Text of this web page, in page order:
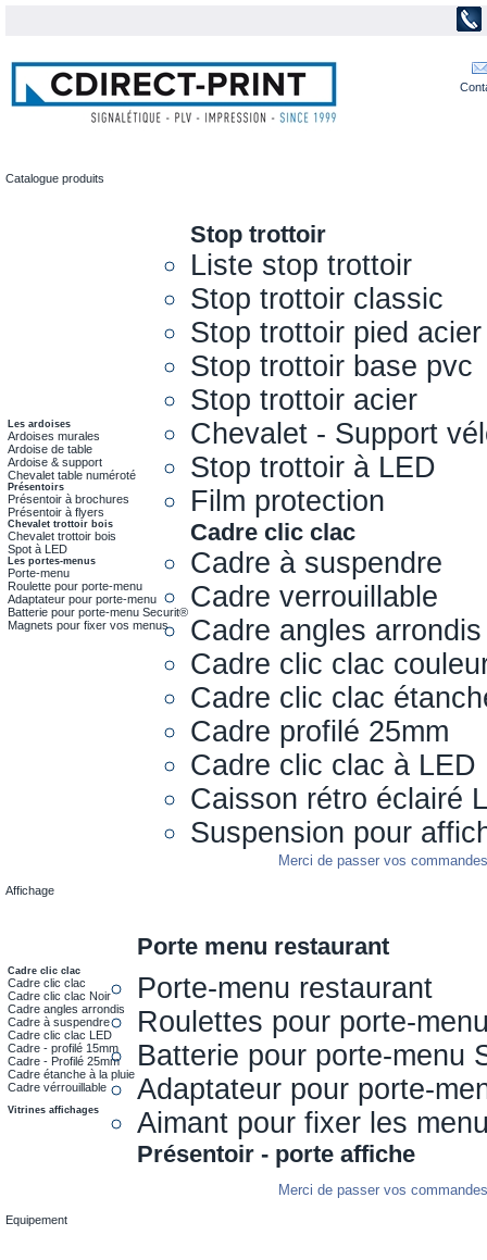
Catalogue produits
Les ardoises
Ardoises murales
Ardoise de table
Ardoise & support
Chevalet table numéroté
Présentoirs
Présentoir à brochures
Présentoir à flyers
Chevalet trottoir bois
Chevalet trottoir bois
Spot à LED
Les portes-menus
Porte-menu
Roulette pour porte-menu
Adaptateur pour porte-menu
Batterie pour porte-menu Securit®
Magnets pour fixer vos menus
Stop trottoir
Liste stop trottoir
Stop trottoir classic
Stop trottoir pied acier
Stop trottoir base pvc
Stop trottoir acier
Chevalet - Support
Stop trottoir à LED
Film protection
Cadre clic clac
Cadre à suspendre
Cadre verrouillable
Cadre angles arrondis
Cadre clic clac
Cadre clic clac
Cadre profilé 25mm
Cadre clic clac à LED
Caisson rétro éclairé
Suspension pour
Merci de passer vos
Affichage
Cadre clic clac
Cadre clic clac
Cadre clic clac Noir
Cadre angles arrondis
Cadre à suspendre
Cadre clic clac LED
Cadre - profilé 15mm
Cadre - Profilé 25mm
Cadre étanche à la pluie
Cadre vérrouillable
Vitrines affichages
Porte menu restaurant
Porte-menu restaurant
Roulettes pour porte-
Batterie pour porte-menu
Adaptateur pour porte-
Aimant pour fixer les
Présentoir - porte affiche
Merci de passer vos
Equipement